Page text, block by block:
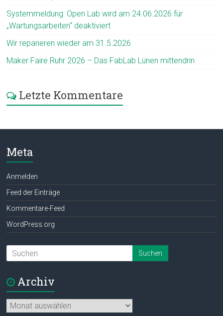
Systemmeldung: Open Lab wird am 24.06.2026 für
„Wartungsarbeiten“ deaktiviert
Wir reparieren wieder am 31.5.2026
Maker Faire Ruhr 2026 – Das FabLab Lünen mittendrin
Letzte Kommentare
Meta
Anmelden
Feed der Einträge
Kommentare-Feed
WordPress.org
Archiv
Archiv